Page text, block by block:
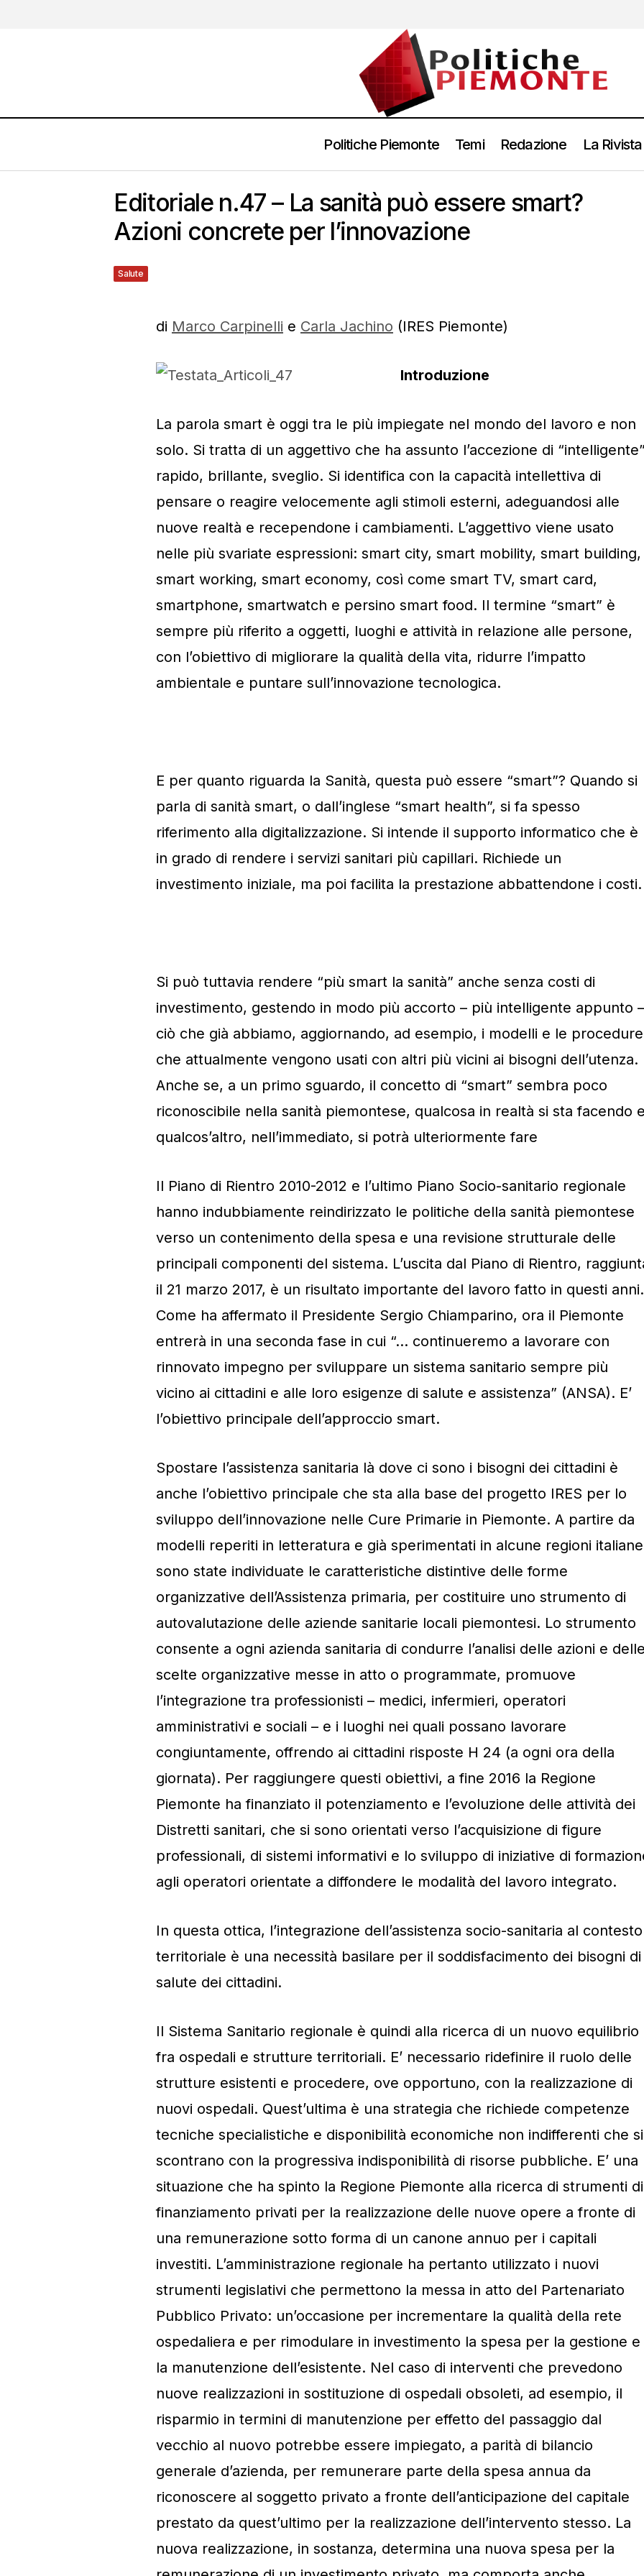
Politiche Piemonte Temi Redazione La Rivista
Editoriale n.47 – La sanità può essere smart?
Azioni concrete per l’innovazione
Salute
7 Maggio 2017
di Marco Carpinelli e Carla Jachino (IRES Piemonte)
Introduzione
La parola smart è oggi tra le più impiegate nel mondo del lavoro e non
solo. Si tratta di un aggettivo che ha assunto l’accezione di
rapido, brillante, sveglio. Si identifica con la capacità intellettiva di
pensare o reagire velocemente agli stimoli esterni, adeguandosi alle
nuove realtà e recependone i cambiamenti. L’aggettivo viene usato
nelle più svariate espressioni: smart city, smart mobility, smart building,
smart working, smart economy, così come smart TV, smart card,
smartphone, smartwatch e persino smart food. Il termine “smart” è
sempre più riferito a oggetti, luoghi e attività in relazione alle persone,
con l’obiettivo di migliorare la qualità della vita, ridurre l’impatto
ambientale e puntare sull’innovazione tecnologica.
E per quanto riguarda la Sanità, questa può essere “smart”? Quando si
parla di sanità smart, o dall’inglese “smart health”, si fa spesso
riferimento alla digitalizzazione. Si intende il supporto informatico che è
in grado di rendere i servizi sanitari più capillari. Richiede un
investimento iniziale, ma poi facilita la prestazione abbattendone i costi.
Si può tuttavia rendere “più smart la sanità” anche senza costi di
investimento, gestendo in modo più accorto – più intelligente appunto –
ciò che già abbiamo, aggiornando, ad esempio, i modelli e le procedure
che attualmente vengono usati con altri più vicini ai bisogni dell’utenza.
Anche se, a un primo sguardo, il concetto di “smart” sembra poco
riconoscibile nella sanità piemontese, qualcosa in realtà si sta facendo
qualcos’altro, nell’immediato, si potrà ulteriormente fare
Il Piano di Rientro 2010-2012 e l’ultimo Piano Socio-sanitario regionale
hanno indubbiamente reindirizzato le politiche della sanità piemontese
verso un contenimento della spesa e una revisione strutturale delle
principali componenti del sistema. L’uscita dal Piano di Rientro,
il 21 marzo 2017, è un risultato importante del lavoro fatto in questi anni.
Come ha affermato il Presidente Sergio Chiamparino, ora il Piemonte
entrerà in una seconda fase in cui “… continueremo a lavorare con
rinnovato impegno per sviluppare un sistema sanitario sempre più
vicino ai cittadini e alle loro esigenze di salute e assistenza” (ANSA). E’
l’obiettivo principale dell’approccio smart.
Spostare l’assistenza sanitaria là dove ci sono i bisogni dei cittadini è
anche l’obiettivo principale che sta alla base del progetto IRES per lo
sviluppo dell’innovazione nelle Cure Primarie in Piemonte. A partire da
modelli reperiti in letteratura e già sperimentati in alcune regioni
sono state individuate le caratteristiche distintive delle forme
organizzative dell’Assistenza primaria, per costituire uno strumento di
autovalutazione delle aziende sanitarie locali piemontesi. Lo strumento
consente a ogni azienda sanitaria di condurre l’analisi delle azioni e
scelte organizzative messe in atto o programmate, promuove
l’integrazione tra professionisti – medici, infermieri, operatori
amministrativi e sociali – e i luoghi nei quali possano lavorare
congiuntamente, offrendo ai cittadini risposte H 24 (a ogni ora della
giornata). Per raggiungere questi obiettivi, a fine 2016 la Regione
Piemonte ha finanziato il potenziamento e l’evoluzione delle attività dei
Distretti sanitari, che si sono orientati verso l’acquisizione di figure
professionali, di sistemi informativi e lo sviluppo di iniziative di
agli operatori orientate a diffondere le modalità del lavoro integrato.
In questa ottica, l’integrazione dell’assistenza socio-sanitaria al contesto
territoriale è una necessità basilare per il soddisfacimento dei bisogni di
salute dei cittadini.
Il Sistema Sanitario regionale è quindi alla ricerca di un nuovo equilibrio
fra ospedali e strutture territoriali. E’ necessario ridefinire il ruolo delle
strutture esistenti e procedere, ove opportuno, con la realizzazione di
nuovi ospedali. Quest’ultima è una strategia che richiede competenze
tecniche specialistiche e disponibilità economiche non indifferenti che si
scontrano con la progressiva indisponibilità di risorse pubbliche. E’ una
situazione che ha spinto la Regione Piemonte alla ricerca di strumenti di
finanziamento privati per la realizzazione delle nuove opere a fronte di
una remunerazione sotto forma di un canone annuo per i capitali
investiti. L’amministrazione regionale ha pertanto utilizzato i nuovi
strumenti legislativi che permettono la messa in atto del Partenariato
Pubblico Privato: un’occasione per incrementare la qualità della rete
ospedaliera e per rimodulare in investimento la spesa per la gestione e
la manutenzione dell’esistente. Nel caso di interventi che prevedono
nuove realizzazioni in sostituzione di ospedali obsoleti, ad esempio, il
risparmio in termini di manutenzione per effetto del passaggio dal
vecchio al nuovo potrebbe essere impiegato, a parità di bilancio
generale d’azienda, per remunerare parte della spesa annua da
riconoscere al soggetto privato a fronte dell’anticipazione del capitale
prestato da quest’ultimo per la realizzazione dell’intervento stesso. La
nuova realizzazione, in sostanza, determina una nuova spesa per la